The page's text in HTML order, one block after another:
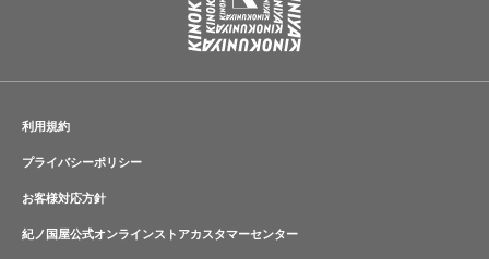
利用規約
プライバシーポリシー
お客様対応方針
紀ノ国屋公式オンラインストアカスタマーセンター